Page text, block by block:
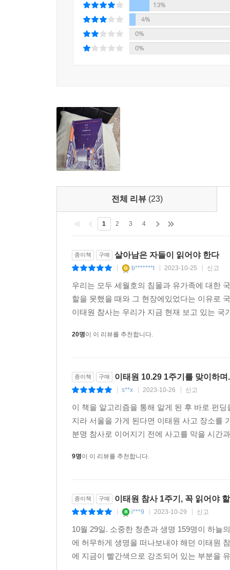
진상을 밝히는 행동에 함께하는 일, 부서진 세계
* 이 책의 수익금 일부는 10·29 이태원 참사의 희
이태원 참사 희생자와 생존자 그리고 유가족들을
- 김종기 (4·16 세월호 참사 가족협의회 운영위원장)
13%
4%
0%
0%
전체 리뷰 (23)
1 2 3 4
종이책 구매 살아남은 자들이 읽어야 한다
b*******t 2023-10-25 신고
우리는 모두 세월호의 침몰과 유가족에 대한
할을 못했을 때와 그 현장에있었다는 이유로
이태원 참사는 우리가 지금 현재 보고 있는
20명이 이 리뷰를 추천합니다.
종이책 구매 이태원 10.29 1주기를 맞이하며
s**x 2023-10-26 신고
이 책을 알고리즘을 통해 알게 된 후 바로 펀
지라 서울을 가게 된다면 이태원 사고 장소를
분명 참사로 이어지기 전에 사고를 막을 시간
9명이 이 리뷰를 추천합니다.
종이책 구매 이태원 참사 1주기, 꼭 읽어야
i***9 2023-10-29 신고
10월 29일. 소중한 청춘과 생명 159명이 하늘
에 허무하게 생명을 떠나보내야 해던 이태원
에 지금이 빨간색으로 강조되어 있는 부분을